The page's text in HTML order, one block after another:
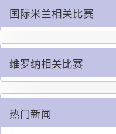
国际米兰相关比赛
维罗纳相关比赛
热门新闻